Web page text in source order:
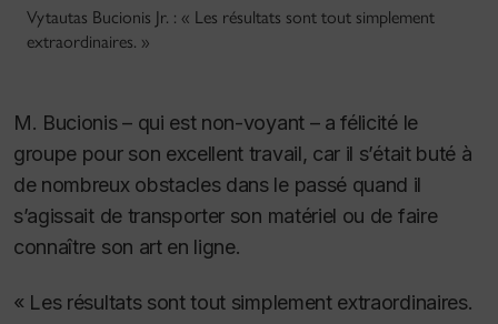
Vytautas Bucionis Jr. : « Les résultats sont tout simplement
extraordinaires. »
M. Bucionis – qui est non-voyant – a félicité le
groupe pour son excellent travail, car il s’était buté à
de nombreux obstacles dans le passé quand il
s’agissait de transporter son matériel ou de faire
connaître son art en ligne.
« Les résultats sont tout simplement extraordinaires.